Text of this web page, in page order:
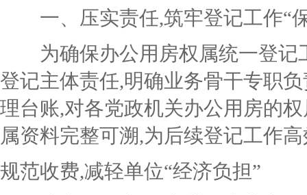
一、压实责任,筑牢登记工作“
为确保办公用房权属统一登
登记主体责任,明确业务骨干专职
理台账,对各党政机关办公用房的
属资料完整可溯,为后续登记工作
规范收费,减轻单位“经济负担”